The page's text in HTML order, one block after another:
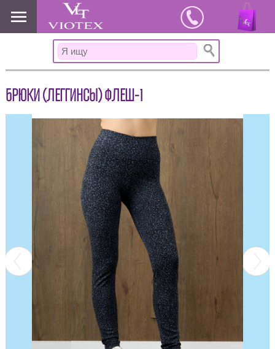
www.viotex37.ru
БРЮКИ (ЛЕГГИНСЫ) ФЛЕШ-1